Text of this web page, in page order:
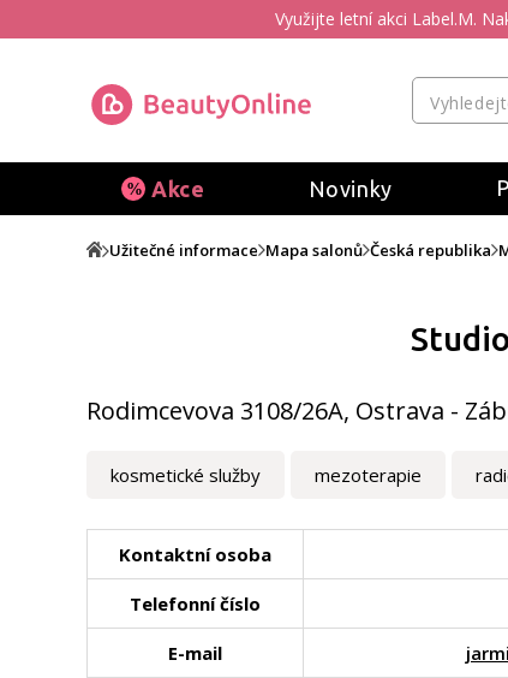
Využijte letní akci Label.M.
Akce Novinky
Užitečné informace Mapa salonů Česká republika
Rodimcevova 3108/26A, Ostrava -
kosmetické služby mezoterapie
Kontaktní osoba
Telefonní číslo
E-mail